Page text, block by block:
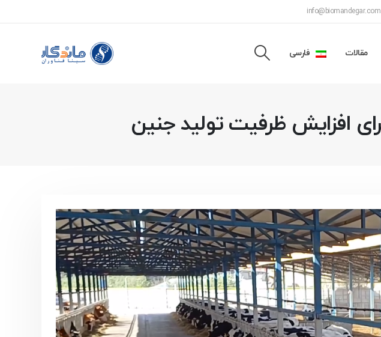
info@biomandegar.com
مقالات فارسی